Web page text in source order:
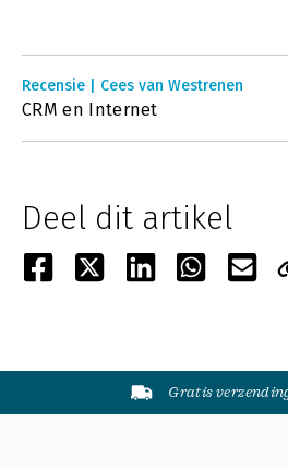
Recensie | Cees van Westrenen
CRM en Internet
Deel dit artikel
Gratis